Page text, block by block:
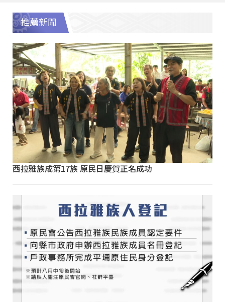
推薦新聞
西拉雅族成第17族 原民日慶賀正名成功